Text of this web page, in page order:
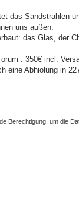
das Sandstrahlen
uns außen.
das Glas, der
: 350€ incl.
eine Abhiolung in
Berechtigung, um die